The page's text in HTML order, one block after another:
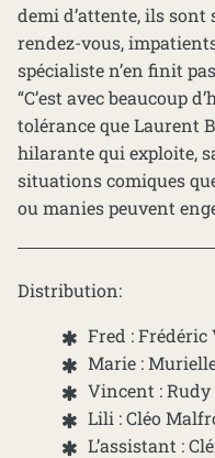
demi d’attente, ils sont
rendez-vous,
spécialiste n’en finit
“C’est avec beaucoup
tolérance que Laurent
hilarante qui exploite,
situations comiques
ou manies peuvent
Distribution:
Fred :
Marie :
Vincent :
Lili : Cléo
L’assistant :